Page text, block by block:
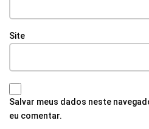
Site
Salvar meus dados neste
eu comentar.